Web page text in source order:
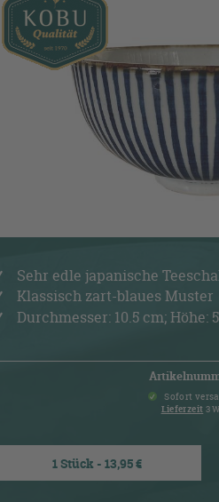
Sehr edle japanische
Klassisch zart-blaues Muster
Durchmesser: 10.5 cm; Höhe:
Sofort
Lieferzeit 3
1 Stück - 13,95 €